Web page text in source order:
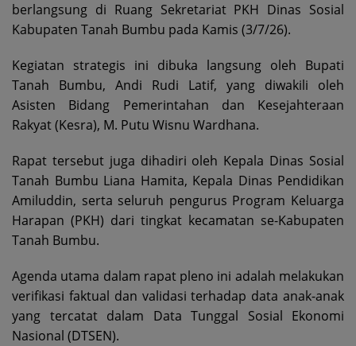
berlangsung di Ruang Sekretariat PKH Dinas Sosial
Kabupaten Tanah Bumbu pada Kamis (3/7/26).
Kegiatan strategis ini dibuka langsung oleh Bupati
Tanah Bumbu, Andi Rudi Latif, yang diwakili oleh
Asisten Bidang Pemerintahan dan Kesejahteraan
Rakyat (Kesra), M. Putu Wisnu Wardhana.
Rapat tersebut juga dihadiri oleh Kepala Dinas Sosial
Tanah Bumbu Liana Hamita, Kepala Dinas Pendidikan
Amiluddin, serta seluruh pengurus Program Keluarga
Harapan (PKH) dari tingkat kecamatan se-Kabupaten
Tanah Bumbu.
Agenda utama dalam rapat pleno ini adalah melakukan
verifikasi faktual dan validasi terhadap data anak-anak
yang tercatat dalam Data Tunggal Sosial Ekonomi
Nasional (DTSEN).